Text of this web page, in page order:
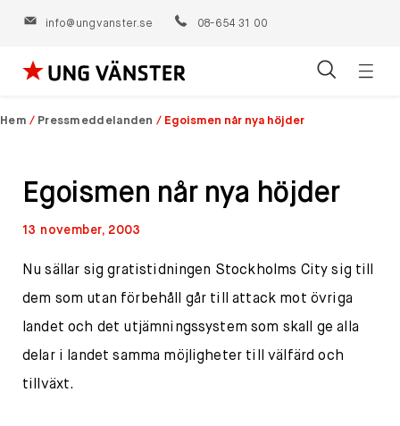
info@ungvanster.se 08-654 31 00
Hoppa
till
Hem / Pressmeddelanden / Egoismen når nya höjder
Egoismen når nya höjder
13 november, 2003
Nu sällar sig gratistidningen Stockholms City sig till
dem som utan förbehåll går till attack mot övriga
landet och det utjämningssystem som skall ge alla
delar i landet samma möjligheter till välfärd och
tillväxt.